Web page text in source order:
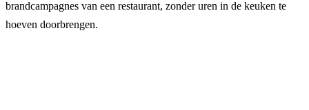
brandcampagnes van een restaurant, zonder uren in de keuken te
hoeven doorbrengen.